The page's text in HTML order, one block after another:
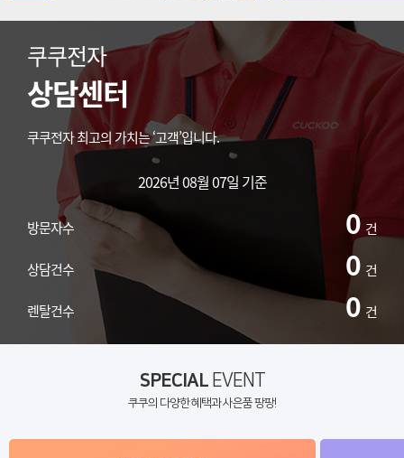
쿠쿠전자
상담센터
쿠쿠전자 최고의 가치는 ‘고객’입니다.
2026년 08월 07일 기준
방문자수 0 건
상담건수 0 건
렌탈건수 0 건
SPECIALEVENT
쿠쿠의 다양한 혜택과 사은품 팡팡!